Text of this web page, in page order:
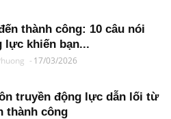
thành công: 10 câu nói
lực khiến bạn...
- 17/03/2026
truyền động lực dẫn lối từ
thành công